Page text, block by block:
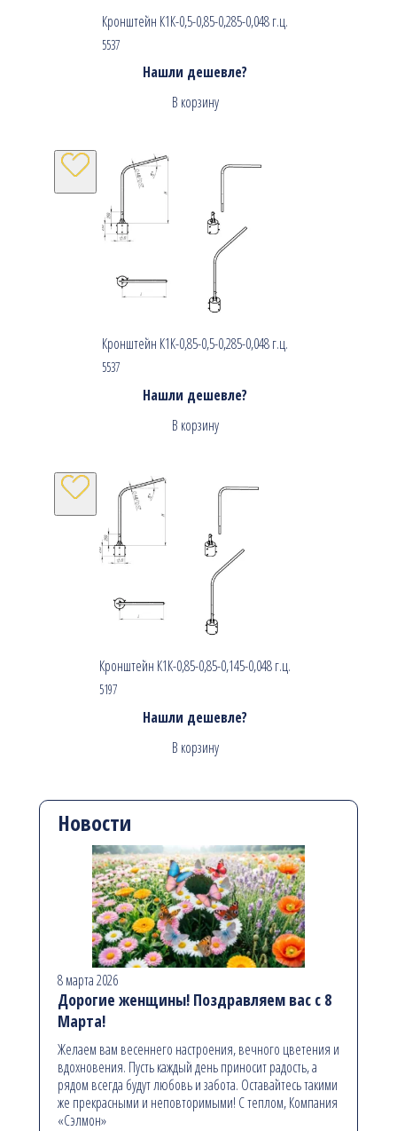
Кронштейн К1К-0,5-0,85-0,285-0,048 г.ц.
5537
Нашли дешевле?
В корзину
Кронштейн К1К-0,85-0,5-0,285-0,048 г.ц.
5537
Нашли дешевле?
В корзину
Кронштейн К1К-0,85-0,85-0,145-0,048 г.ц.
5197
Нашли дешевле?
В корзину
Новости
8 марта 2026
Дорогие женщины! Поздравляем вас с 8
Марта!
Желаем вам весеннего настроения, вечного цветения и
вдохновения. Пусть каждый день приносит радость, а
рядом всегда будут любовь и забота. Оставайтесь такими
же прекрасными и неповторимыми! С теплом, Компания
«Сэлмон»